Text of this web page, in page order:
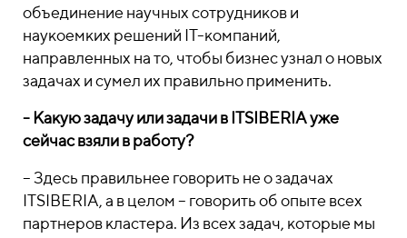
объединение научных сотрудников и
наукоемких решений IT-компаний,
направленных на то, чтобы бизнес узнал о новых
задачах и сумел их правильно применить.
- Какую задачу или задачи в ITSIBERIA уже
сейчас взяли в работу?
– Здесь правильнее говорить не о задачах
ITSIBERIA, а в целом – говорить об опыте всех
партнеров кластера. Из всех задач, которые мы